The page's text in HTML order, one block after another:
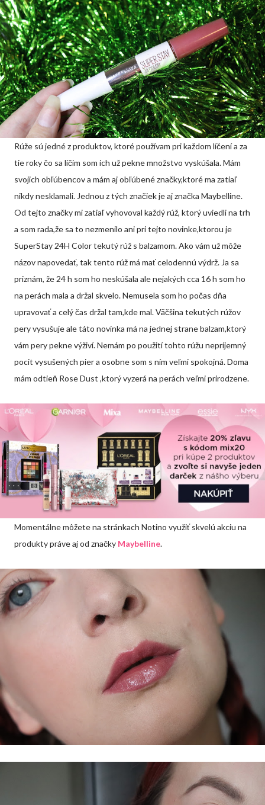
Rúže sú jedné z produktov, ktoré používam pri každom líčení a za
tie roky čo sa líčim som ich už pekne množstvo vyskúšala. Mám
svojich obľúbencov a mám aj obľúbené značky,ktoré ma zatiaľ
nikdy nesklamali. Jednou z tých značiek je aj značka Maybelline.
Od tejto značky mi zatiaľ vyhovoval každý rúž, ktorý uviedli na trh
a som rada,že sa to nezmenilo ani pri tejto novinke,ktorou je
SuperStay 24H Color tekutý rúž s balzamom. Ako vám už môže
názov napovedať, tak tento rúž má mať celodennú výdrž. Ja sa
priznám, že 24 h som ho neskúšala ale nejakých cca 16 h som ho
na perách mala a držal skvelo. Nemusela som ho počas dňa
upravovať a celý čas držal tam,kde mal. Väčšina tekutých rúžov
pery vysušuje ale táto novinka má na jednej strane balzam,ktorý
vám pery pekne výživí. Nemám po použití tohto rúžu nepríjemný
pocit vysušených pier a osobne som s ním veľmi spokojná. Doma
mám odtieň Rose Dust ,ktorý vyzerá na perách veľmi prirodzene.
Momentálne môžete na stránkach Notino využiť skvelú akciu na
produkty práve aj od značky Maybelline.